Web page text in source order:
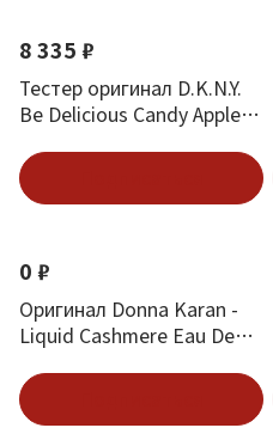
8 335 ₽
Тестер оригинал D.K.N.Y.
Be Delicious Candy Apples
мл
0 ₽
Оригинал Donna Karan -
Liquid Cashmere Eau De